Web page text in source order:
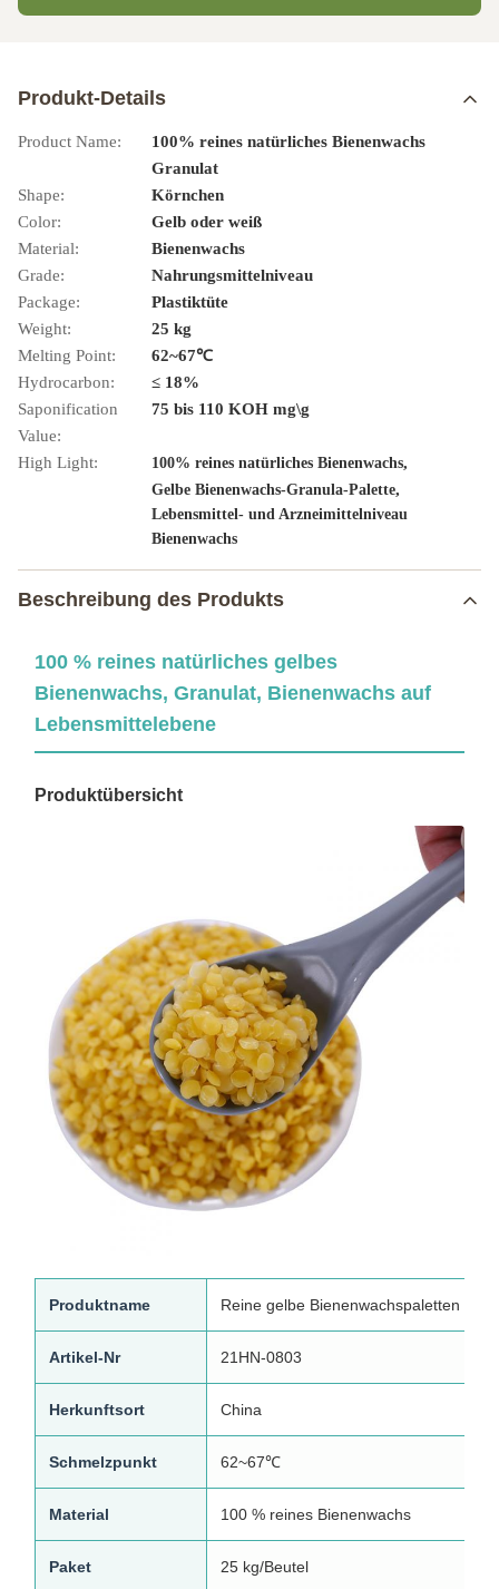
Produkt-Details
Product Name:
100% reines natürliches Bienenwachs
Granulat
Shape:
Körnchen
Color:
Gelb oder weiß
Material:
Bienenwachs
Grade:
Nahrungsmittelniveau
Package:
Plastiktüte
Weight:
25 kg
Melting Point:
62~67℃
Hydrocarbon:
≤ 18%
Saponification
Value:
75 bis 110 KOH mg\g
High Light: 100% reines natürliches Bienenwachs,
Gelbe Bienenwachs-Granula-Palette,
Lebensmittel- und Arzneimittelniveau
Bienenwachs
Beschreibung des Produkts
100 % reines natürliches gelbes
Bienenwachs, Granulat, Bienenwachs auf
Lebensmittelebene
Produktübersicht
Produktname Reine gelbe Bienenwachspaletten
Artikel-Nr 21HN-0803
Herkunftsort China
Schmelzpunkt 62~67℃
Material 100 % reines Bienenwachs
Paket 25 kg/Beutel